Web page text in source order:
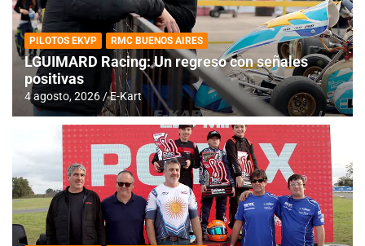
PILOTOS EKVP RMC BUENOS AIRES
LGUIMARD Racing: Un regreso con señales
positivas
4 agosto, 2026 E-Kart